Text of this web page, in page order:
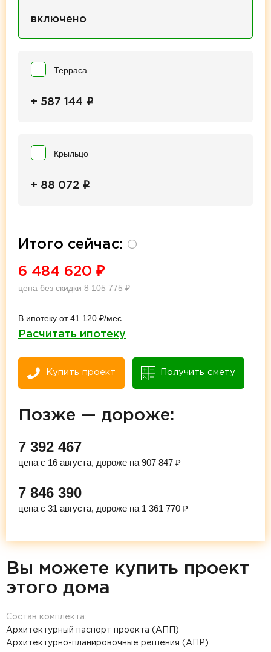
включено
Терраса
+ 587 144 i
Крыльцо
+ 88 072 i
Итого сейчас: i
6 484 620 ₽
цена без скидки 8 105 775₽
В ипотеку от 41 120 ₽/мес
Расчитать ипотеку
Купить проект Получить смету
Позже — дороже:
7 392 467
цена с 16 августа, дороже на 907 847 ₽
7 846 390
цена с 31 августа, дороже на 1 361 770 ₽
Вы можете купить проект
этого дома
Состав комплекта:
Архитектурный паспорт проекта (АПП)
Архитектурно-планировочные решения (АПР)